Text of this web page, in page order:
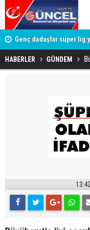
Genç dadaşlar süper lig
HABERLER GÜNDEM
13:42